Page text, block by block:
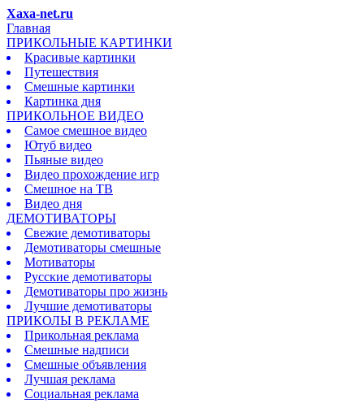
Xaxa-net.ru
Главная
ПРИКОЛЬНЫЕ КАРТИНКИ
Красивые картинки
Путешествия
Смешные картинки
Картинка дня
ПРИКОЛЬНОЕ ВИДЕО
Самое смешное видео
Ютуб видео
Пьяные видео
Видео прохождение игр
Смешное на ТВ
Видео дня
ДЕМОТИВАТОРЫ
Свежие демотиваторы
Демотиваторы смешные
Мотиваторы
Русские демотиваторы
Демотиваторы про жизнь
Лучшие демотиваторы
ПРИКОЛЫ В РЕКЛАМЕ
Прикольная реклама
Смешные надписи
Смешные объявления
Лучшая реклама
Социальная реклама